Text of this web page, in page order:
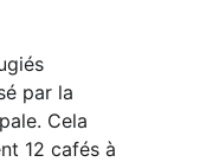
par la
Cela
12 cafés à